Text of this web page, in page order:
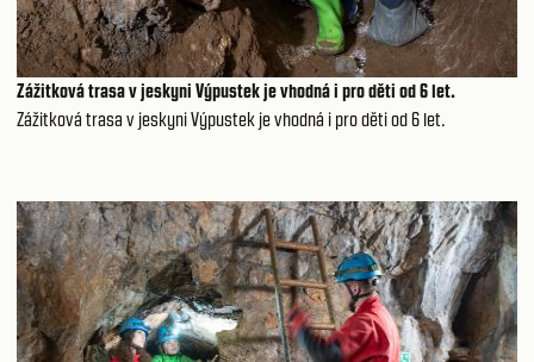
Zážitková trasa v jeskyni Výpustek je vhodná i pro děti od 6 let.
Zážitková trasa v jeskyni Výpustek je vhodná i pro děti od 6 let.